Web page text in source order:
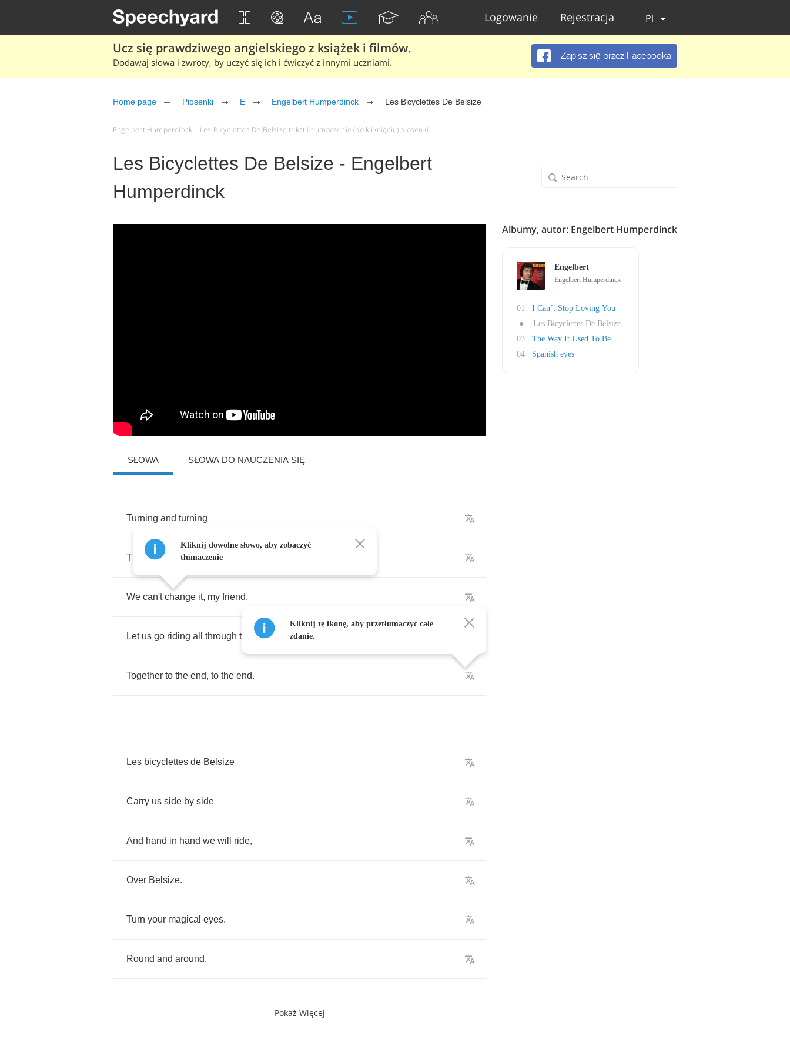
Logowanie Rejestracja Pl
Ucz się prawdziwego angielskiego z książek i filmów.
Dodawaj słowa i zwroty, by uczyć się ich i ćwiczyć z innymi uczniami.
Zapisz się przez Facebooka
Home page Piosenki E Engelbert Humperdinck Les Bicyclettes De Belsize
Engelbert Humperdinck – Les Bicyclettes De Belsize tekst i tłumaczenie (po kliknięciu) piosenki
Les Bicyclettes De Belsize - Engelbert
Humperdinck
SŁOWA SŁOWA DO NAUCZENIA SIĘ
Turning and turning
The world goes on.
We can't change it, my friend.
Let us go riding all through the days
Together to the end, to the end.
Les bicyclettes de Belsize
Carry us side by side
And hand in hand we will ride,
Over Belsize.
Turn your magical eyes.
Round and around,
Pokaż Więcej
Kliknij dowolne słowo, aby zobaczyć
tłumaczenie
Kliknij tę ikonę, aby przetłumaczyć całe
zdanie.
Albumy, autor: Engelbert Humperdinck
Engelbert
Engelbert Humperdinck
01
I Can´t Stop Loving You
●
Les Bicyclettes De Belsize
03
The Way It Used To Be
04
Spanish eyes